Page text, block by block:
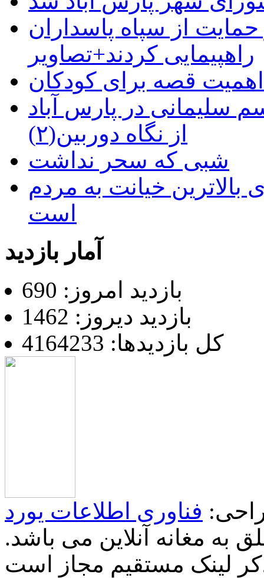
از سپاه پاسداران
راهپیمایی کردند+تصاویر
سلیمانی در پارس آباد
از نگاه دوربین(۲)
شبی که سحر نداشت
خیانت به مردم
است
آمار بازدید
بازدید امروز: 690
بازدید دیروز: 1462
کل بازدیدها: 4164233
فناوری اطلاعات یورد
به مغانه آنلاین می باشد.